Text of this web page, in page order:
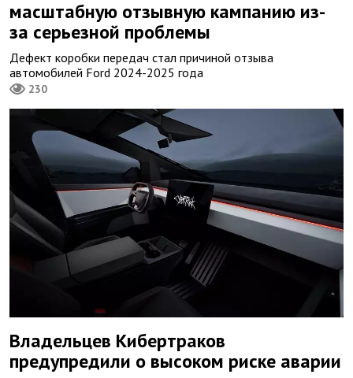
масштабную отзывную кампанию из-
за серьезной проблемы
Дефект коробки передач стал причиной отзыва
автомобилей Ford 2024-2025 года
230
Владельцев Кибертраков
предупредили о высоком риске аварии